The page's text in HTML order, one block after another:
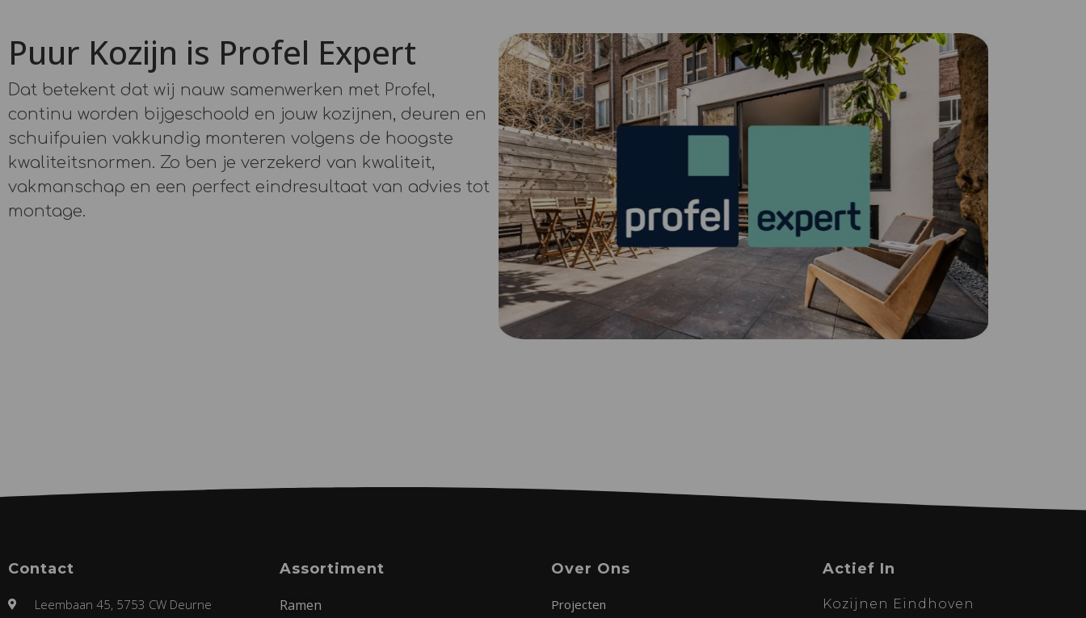
Puur Kozijn is Profel Expert
Dat betekent dat wij nauw samenwerken met Profel,
continu worden bijgeschoold en jouw kozijnen, deuren en
schuifpuien vakkundig monteren volgens de hoogste
kwaliteitsnormen. Zo ben je verzekerd van kwaliteit,
vakmanschap en een perfect eindresultaat van advies tot
montage.
Contact
Leembaan 45, 5753 CW Deurne
Assortiment
Ramen
Over Ons
Projecten
Actief In
Kozijnen Eindhoven